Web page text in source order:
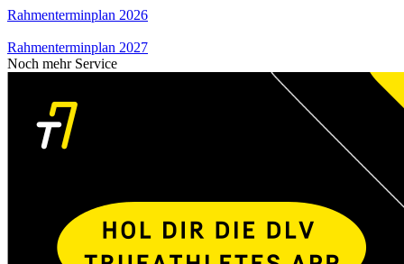
Rahmenterminplan 2026
Rahmenterminplan 2027
Noch mehr Service